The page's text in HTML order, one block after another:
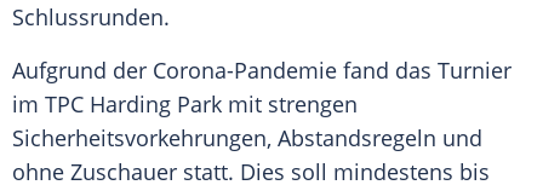
Schlussrunden.
Aufgrund der Corona-Pandemie fand das Turnier
im TPC Harding Park mit strengen
Sicherheitsvorkehrungen, Abstandsregeln und
ohne Zuschauer statt. Dies soll mindestens bis